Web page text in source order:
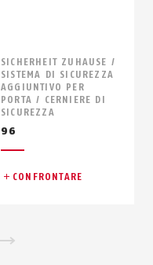
SICHERHEIT ZUHAUSE /
SISTEMA DI SICUREZZA
AGGIUNTIVO PER
PORTA / CERNIERE DI
SICUREZZA
96
CONFRONTARE